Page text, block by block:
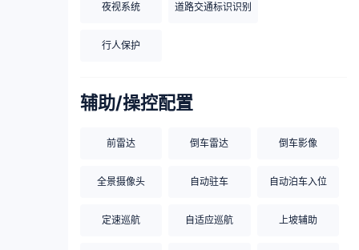
夜视系统 道路交通标识识别
行人保护
辅助/操控配置
前雷达 倒车雷达 倒车影像
全景摄像头 自动驻车 自动泊车入位
定速巡航 自适应巡航 上坡辅助